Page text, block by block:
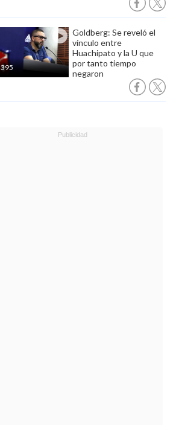
395
Goldberg: Se reveló el
vínculo entre
Huachipato y la U que
por tanto tiempo
negaron